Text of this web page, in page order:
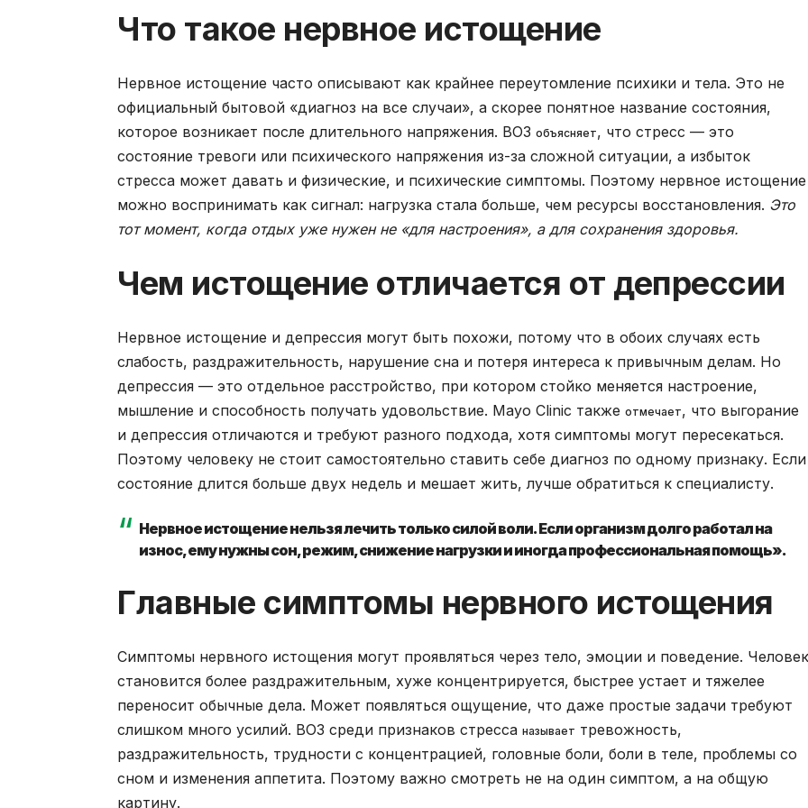
Что такое нервное истощение
Нервное истощение часто описывают как крайнее переутомление психики и тела. Это не
официальный бытовой «диагноз на все случаи», а скорее понятное название состояния,
которое возникает после длительного напряжения. ВОЗ объясняет, что стресс — это
состояние тревоги или психического напряжения из-за сложной ситуации, а избыток
стресса может давать и физические, и психические симптомы. Поэтому нервное истощение
можно воспринимать как сигнал: нагрузка стала больше, чем ресурсы восстановления. Это
тот момент, когда отдых уже нужен не «для настроения», а для сохранения здоровья.
Чем истощение отличается от депрессии
Нервное истощение и депрессия могут быть похожи, потому что в обоих случаях есть
слабость, раздражительность, нарушение сна и потеря интереса к привычным делам. Но
депрессия — это отдельное расстройство, при котором стойко меняется настроение,
мышление и способность получать удовольствие. Mayo Clinic также отмечает, что выгорание
и депрессия отличаются и требуют разного подхода, хотя симптомы могут пересекаться.
Поэтому человеку не стоит самостоятельно ставить себе диагноз по одному признаку. Если
состояние длится больше двух недель и мешает жить, лучше обратиться к специалисту.
Нервное истощение нельзя лечить только силой воли. Если организм долго работал на
износ, ему нужны сон, режим, снижение нагрузки и иногда профессиональная помощь».
Главные симптомы нервного истощения
Симптомы нервного истощения могут проявляться через тело, эмоции и поведение. Человек
становится более раздражительным, хуже концентрируется, быстрее устает и тяжелее
переносит обычные дела. Может появляться ощущение, что даже простые задачи требуют
слишком много усилий. ВОЗ среди признаков стресса называет тревожность,
раздражительность, трудности с концентрацией, головные боли, боли в теле, проблемы со
сном и изменения аппетита. Поэтому важно смотреть не на один симптом, а на общую
картину.